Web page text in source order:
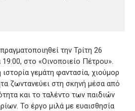
την Τρίτη 26
στο «Οινοποιείο Πέτρου».
γεμάτη φαντασία, χιούμορ
ζωντανεύει στη σκηνή μέσα από
και το ταλέντο των παιδιών
Το έργο μιλά με ευαισθησία